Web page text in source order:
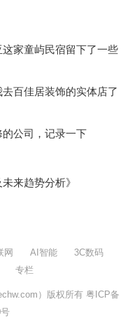
家童屿民宿留下了一些
百佳居装饰的实体店了
公司，记录一下
来趋势分析》
网 AI智能
3C数码
专栏
）版权所有粤ICP备